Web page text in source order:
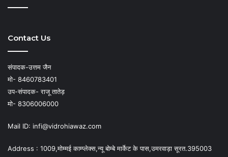
Contact Us
संपादक-उत्तम जैन
मो- 8460783401
उप-संपादक- राजू तातेड़
मो- 8306006000
Mail ID: infi@vidrohiawaz.com
Address : 1009,मोम्मई काम्प्लेक्स,न्यू बोम्बे मार्केट के पास,उमरवाड़ा सूरत.395003